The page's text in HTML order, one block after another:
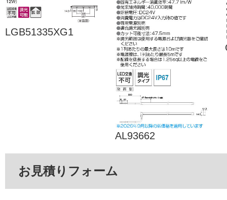
LGB51335XG1
AL93662
お見積りフォーム